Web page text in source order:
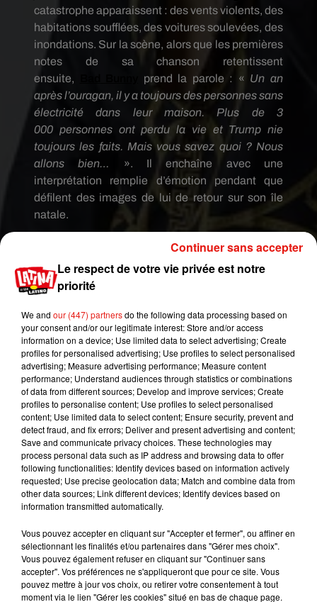
catastrophe apparaissent : des vents violents, des
habitations soufflées, des voitures soulevées, des
inondations. Sur la scène, alors que les premières
notes de sa chanson retentissent
ensuite,
prend la parole : « Un an
après l’ouragan, il y a toujours des personnes sans
électricité dans leur maison. Plus de 3
000 personnes ont perdu la vie et Trump nie
toujours les faits. Mais vous savez quoi ?Nous
allons bien…
».
Il enchaîne avec une
interprétation remplie d’émotion
pendant que
défilent des images de lui de retour sur son île
natale.
Il n’en fallait pas plus pour séduire davantage le
public américain...Et pour cause,
d’être nommé dans 5 catégories pour les
prochains Latin American Music Awards (le 25
octobre prochain sur
Telemundo).
Il vient
également de confirmer son futur album en
commun avec son ami J
Balvin.
Lors d’un
Le respect de votre vie privée est notre
priorité
We and our (447) partnersdo the following data processing based on
your consent and/or our legitimate interest: Store and/or access
information on a device; Use limited data to select advertising; Create
profiles for personalised advertising; Use profiles to select personalised
advertising; Measure advertising performance; Measure content
performance; Understand audiences through statistics or combinations
of data from different sources; Develop and improve services; Create
profiles to personalise content; Use profiles to select personalised
content; Use limited data to select content; Ensure security, prevent and
detect fraud, and fix errors; Deliver and present advertising and content;
Save and communicate privacy choices. These technologies may
process personal data such as IP address and browsing data to offer
following functionalities: Identify devices based on information actively
requested; Use precise geolocation data; Match and combine data from
other data sources; Link different devices; Identify devices based on
information transmitted automatically.
Vous pouvez accepter en cliquant sur "Accepter et fermer", ou affiner en
sélectionnant les finalités et/ou partenaires dans "Gérer mes choix".
Vous pouvez également refuser en cliquant sur "Continuer sans
accepter". Vos préférences ne s'appliqueront que pour ce site. Vous
pouvez mettre à jour vos choix, ou retirer votre consentement à tout
moment via le lien "Gérer les cookies" situé en bas de chaque page.
Continuer sans accepter